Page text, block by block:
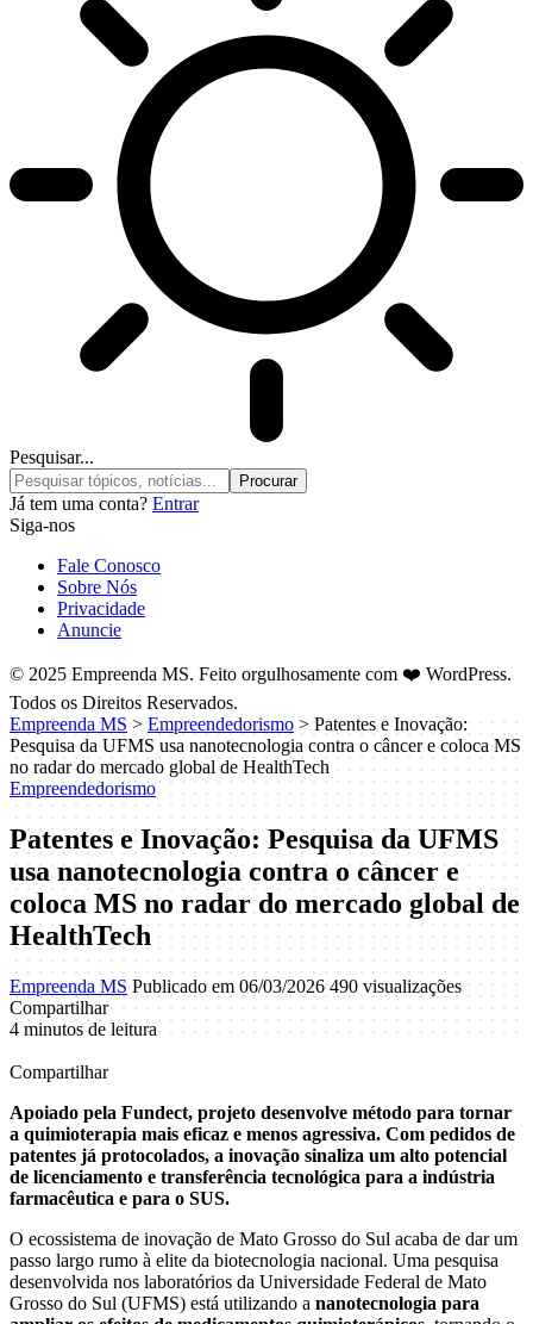
Pesquisar...
Já tem uma conta? Entrar
Siga-nos
Fale Conosco
Sobre Nós
Privacidade
Anuncie
© 2025 Empreenda MS. Feito orgulhosamente com ❤️ WordPress.
Todos os Direitos Reservados.
Empreenda MS >Empreendedorismo >Patentes e Inovação:
Pesquisa da UFMS usa nanotecnologia contra o câncer e coloca MS
no radar do mercado global de HealthTech
Empreendedorismo
Patentes e Inovação: Pesquisa da UFMS
usa nanotecnologia contra o câncer e
coloca MS no radar do mercado global de
HealthTech
Empreenda MS Publicado em 06/03/2026 490 visualizações
Compartilhar
4 minutos de leitura
Compartilhar
Apoiado pela Fundect, projeto desenvolve método para tornar
a quimioterapia mais eficaz e menos agressiva. Com pedidos de
patentes já protocolados, a inovação sinaliza um alto potencial
de licenciamento e transferência tecnológica para a indústria
farmacêutica e para o SUS.
O ecossistema de inovação de Mato Grosso do Sul acaba de dar um
passo largo rumo à elite da biotecnologia nacional. Uma pesquisa
desenvolvida nos laboratórios da Universidade Federal de Mato
Grosso do Sul (UFMS) está utilizando a nanotecnologia para